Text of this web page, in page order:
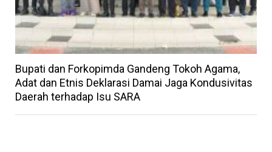
Bupati dan Forkopimda Gandeng Tokoh Agama,
Adat dan Etnis Deklarasi Damai Jaga Kondusivitas
Daerah terhadap Isu SARA